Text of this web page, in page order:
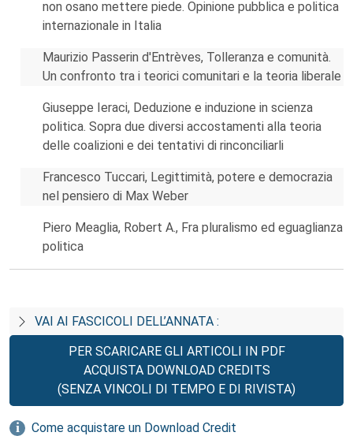
non osano mettere piede. Opinione pubblica e politica
internazionale in Italia
Maurizio Passerin d'Entrèves, Tolleranza e comunità.
Un confronto tra i teorici comunitari e la teoria liberale
Giuseppe Ieraci, Deduzione e induzione in scienza
politica. Sopra due diversi accostamenti alla teoria
delle coalizioni e dei tentativi di rinconciliarli
Francesco Tuccari, Legittimità, potere e democrazia
nel pensiero di Max Weber
Piero Meaglia, Robert A., Fra pluralismo ed eguaglianza
politica
VAI AI FASCICOLI DELL’ANNATA :
PER SCARICARE GLI ARTICOLI IN PDF
ACQUISTA DOWNLOAD CREDITS
(SENZA VINCOLI DI TEMPO E DI RIVISTA)
Come acquistare un Download Credit